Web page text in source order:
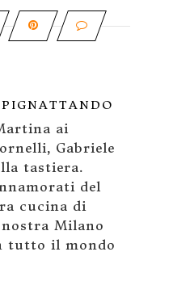
ai
Gabriele
tastiera.
del
cucina di
Milano
tutto il mondo